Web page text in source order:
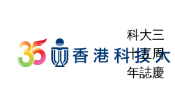
main
content
科大三
十五周
年誌慶